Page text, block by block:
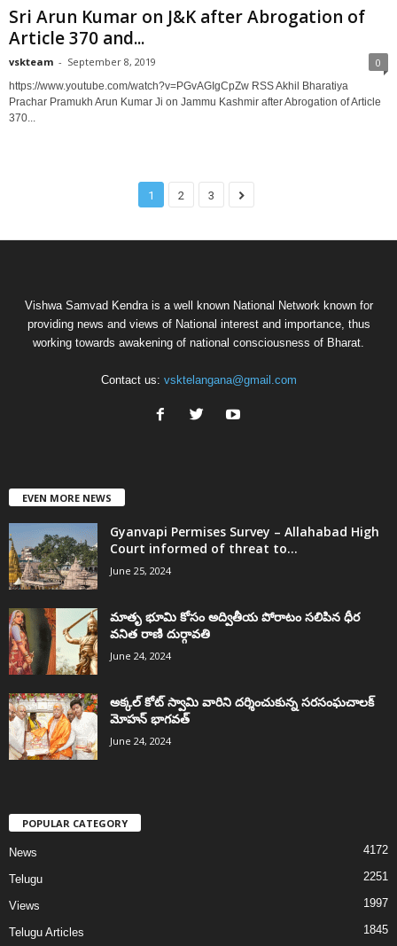
Sri Arun Kumar on J&K after Abrogation of
Article 370 and...
vskteam - September 8, 2019 0
https://www.youtube.com/watch?v=PGvAGIgCpZw RSS Akhil Bharatiya
Prachar Pramukh Arun Kumar Ji on Jammu Kashmir after Abrogation of Article
370...
1 2 3
Vishwa Samvad Kendra is a well known National Network known for
providing news and views of National interest and importance, thus
working towards awakening of national consciousness of Bharat.
Contact us: vsktelangana@gmail.com
EVEN MORE NEWS
Gyanvapi Permises Survey – Allahabad High
Court informed of threat to...
June 25, 2024
మాతృ భూమి కోసం అద్వితీయ పోరాటం సలిపిన ధీర
వనిత రాణి దుర్గావతి
June 24, 2024
అక్కల్‌ కోట్‌ స్వామి వారిని దర్శించుకున్న సరసంఘచాలక్
మోహన్ భాగవత్
June 24, 2024
POPULAR CATEGORY
News 4172
Telugu 2251
Views 1997
Telugu Articles 1845